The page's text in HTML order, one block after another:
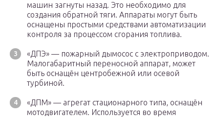
машин загнуты назад. Это необходимо для
создания обратной тяги. Аппараты могут быть
оснащены простыми средствами автоматизации
контроля за процессом сгорания топлива.
«ДПЭ» — пожарный дымосос с электроприводом.
Малогабаритный переносной аппарат, может
быть оснащён центробежной или осевой
турбиной.
«ДПМ» — агрегат стационарного типа, оснащён
мотодвигателем. Используется во время